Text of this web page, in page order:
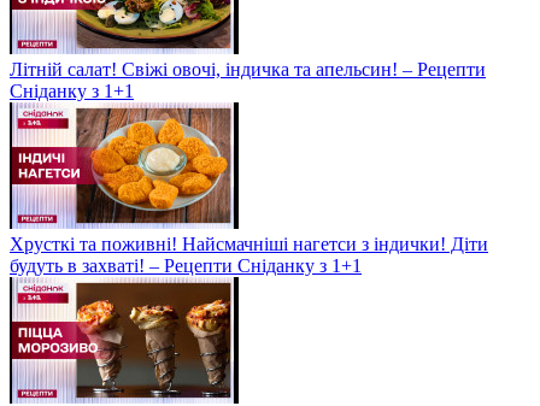
Літній салат! Свіжі овочі, індичка та апельсин! – Рецепти
Сніданку з 1+1
Хрусткі та поживні! Найсмачніші нагетси з індички! Діти
будуть в захваті! – Рецепти Сніданку з 1+1